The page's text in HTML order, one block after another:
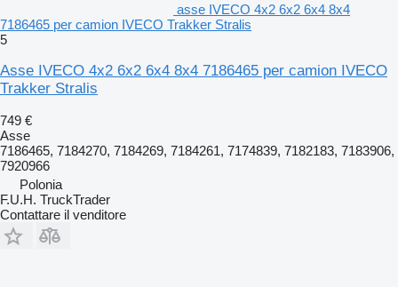
asse IVECO 4x2 6x2 6x4 8x4
7186465 per camion IVECO Trakker Stralis
5
Asse IVECO 4x2 6x2 6x4 8x4 7186465 per camion IVECO
Trakker Stralis
749 €
Asse
7186465, 7184270, 7184269, 7184261, 7174839, 7182183, 7183906,
7920966
Polonia
F.U.H. TruckTrader
Contattare il venditore